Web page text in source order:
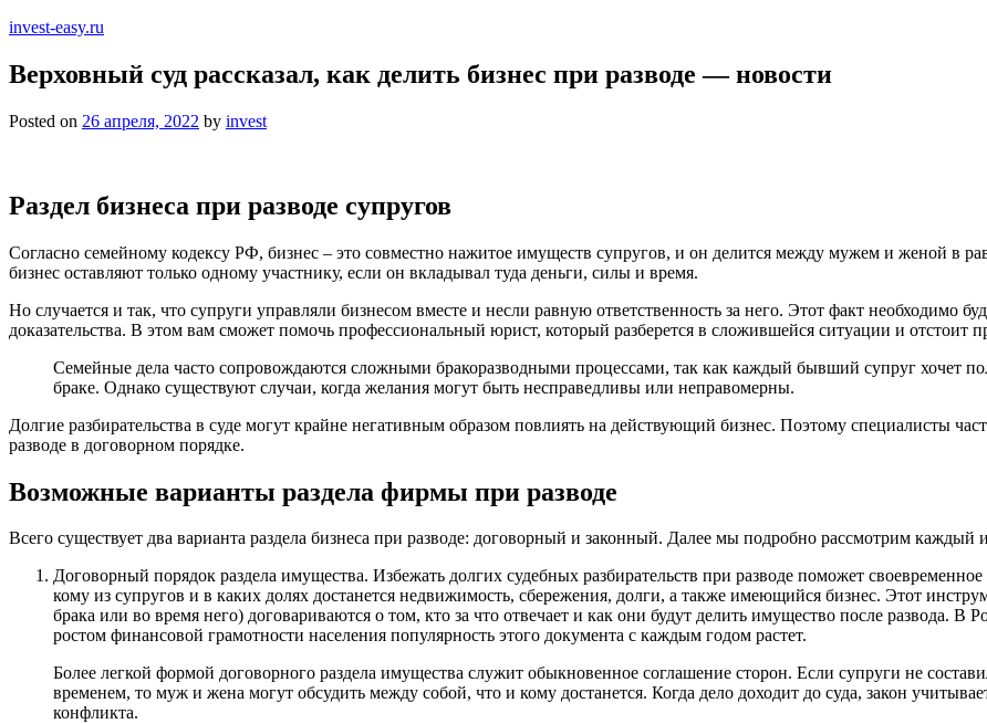
invest-easy.ru
Верховный суд рассказал, как делить бизнес при разводе — новости
Posted on 26 апреля, 2022 by invest
Раздел бизнеса при разводе супругов
Согласно семейному кодексу РФ, бизнес – это совместно нажитое имуществ супругов, и он делится между мужем и женой в
бизнес оставляют только одному участнику, если он вкладывал туда деньги, силы и время.
Но случается и так, что супруги управляли бизнесом вместе и несли равную ответственность за него. Этот факт необходимо
доказательства. В этом вам сможет помочь профессиональный юрист, который разберется в сложившейся ситуации и отстоит
Семейные дела часто сопровождаются сложными бракоразводными процессами, так как каждый бывший супруг хочет
браке. Однако существуют случаи, когда желания могут быть несправедливы или неправомерны.
Долгие разбирательства в суде могут крайне негативным образом повлиять на действующий бизнес. Поэтому специалисты
разводе в договорном порядке.
Возможные варианты раздела фирмы при разводе
Всего существует два варианта раздела бизнеса при разводе: договорный и законный. Далее мы подробно рассмотрим каждый
Договорный порядок раздела имущества. Избежать долгих судебных разбирательств при разводе поможет
кому из супругов и в каких долях достанется недвижимость, сбережения, долги, а также имеющийся бизнес. Этот
брака или во время него) договариваются о том, кто за что отвечает и как они будут делить имущество после развода. В
ростом финансовой грамотности населения популярность этого документа с каждым годом растет.
Более легкой формой договорного раздела имущества служит обыкновенное соглашение сторон. Если супруги не
временем, то муж и жена могут обсудить между собой, что и кому достанется. Когда дело доходит до суда, закон
конфликта.